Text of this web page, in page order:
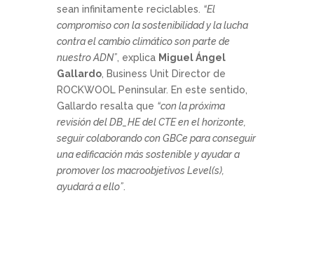
sean infinitamente reciclables. “El
compromiso con la sostenibilidad y la lucha
contra el cambio climático son parte de
nuestro ADN”, explica Miguel Ángel
Gallardo, Business Unit Director de
ROCKWOOL Peninsular. En este sentido,
Gallardo resalta que “con la próxima
revisión del DB_HE del CTE en el horizonte,
seguir colaborando con GBCe para conseguir
una edificación más sostenible y ayudar a
promover los macroobjetivos Level(s),
ayudará a ello”.